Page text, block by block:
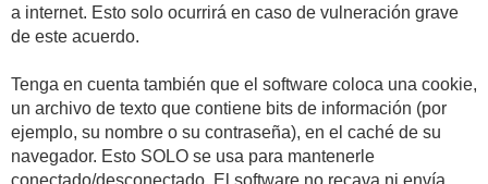
a internet. Esto solo ocurrirá en caso de vulneración grave
de este acuerdo.
Tenga en cuenta también que el software coloca una cookie,
un archivo de texto que contiene bits de información (por
ejemplo, su nombre o su contraseña), en el caché de su
navegador. Esto SOLO se usa para mantenerle